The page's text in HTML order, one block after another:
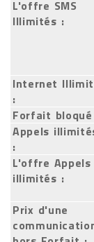
L'offre SMS
Illimités :
Internet
:
Forfait
Appels
:
L'offre Appels
illimités :
Prix d'une